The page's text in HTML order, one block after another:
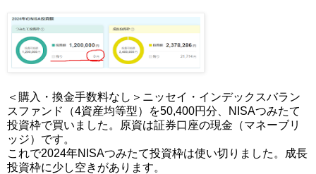
＜購入・換金手数料なし＞ニッセイ・インデックスバラン
スファンド（4資産均等型）を50,400円分、NISAつみたて
投資枠で買いました。原資は証券口座の現金（マネーブリ
ッジ）です。
これで2024年NISAつみたて投資枠は使い切りました。成長
投資枠に少し空きがあります。